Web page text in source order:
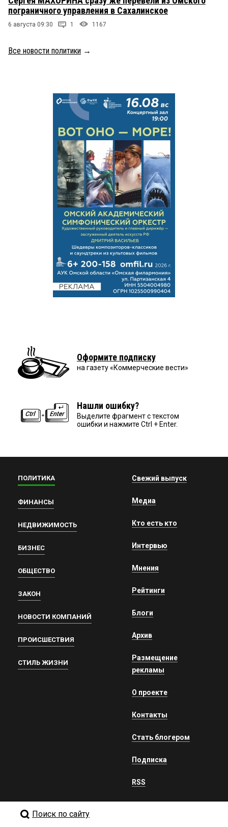
пограничного управления в Сахалинское
6 августа 09:30 1 1167
Все новости политики →
Оформите подписку
на газету «Коммерческие вести»
Нашли ошибку?
Выделите фрагмент с текстом
ошибки и нажмите Ctrl + Enter.
ПОЛИТИКА
ФИНАНСЫ
НЕДВИЖИМОСТЬ
БИЗНЕС
ОБЩЕСТВО
ЗАКОН
НОВОСТИ КОМПАНИЙ
ПРОИСШЕСТВИЯ
СТИЛЬ ЖИЗНИ
Свежий выпуск
Медиа
Кто есть кто
Интервью
Мнения
Рейтинги
Блоги
Архив
Размещение
рекламы
О проекте
Контакты
Стать блогером
Подписка
RSS
Поиск по сайту